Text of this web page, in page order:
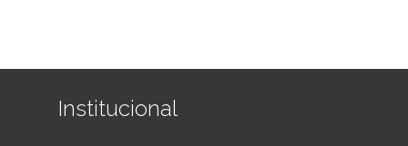
Institucional